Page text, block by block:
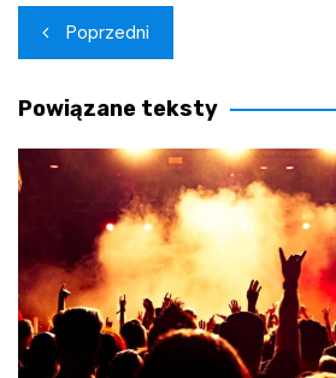
Nawigacja
wpisu
Poprzedni
Powiązane teksty